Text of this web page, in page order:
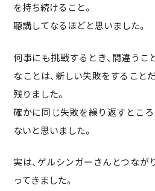
を持ち続けること。
聴講してなるほどと思いました。
何事にも挑戦するとき、間違うこ
なことは、新しい失敗をすること
残りました。
確かに同じ失敗を繰り返すとこ
ないと思いました。
実は、ゲルシンガーさんとつなが
ってきました。